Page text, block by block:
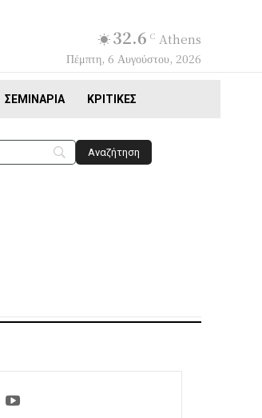
32.6 C Athens
Πέμπτη, 6 Αυγούστου, 2026
ΣΕΜΙΝΆΡΙΑ ΚΡΙΤΙΚΈΣ